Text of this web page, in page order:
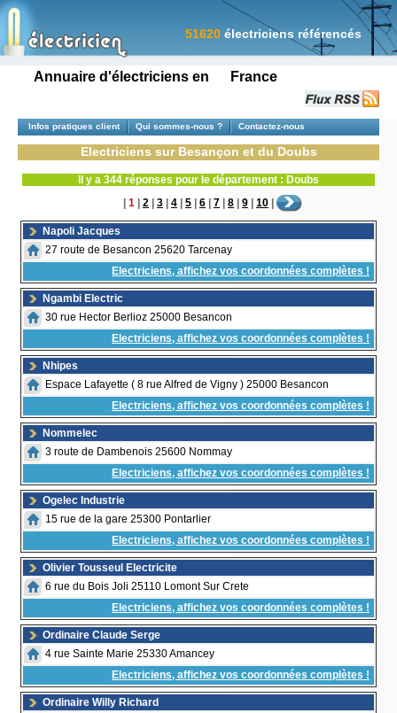
Annuaire d'électriciens en France
51620 électriciens référencés
Infos pratiques client Qui sommes-nous ? Contactez-nous
Electriciens sur Besançon et du Doubs
Il y a 344 réponses pour le département : Doubs
| 1 | 2 | 3 | 4 | 5 | 6 | 7 | 8 | 9 | 10 |
Napoli Jacques
27 route de Besancon 25620 Tarcenay
Electriciens, affichez vos coordonnées complètes !
Ngambi Electric
30 rue Hector Berlioz 25000 Besancon
Electriciens, affichez vos coordonnées complètes !
Nhipes
Espace Lafayette ( 8 rue Alfred de Vigny ) 25000 Besancon
Electriciens, affichez vos coordonnées complètes !
Nommelec
3 route de Dambenois 25600 Nommay
Electriciens, affichez vos coordonnées complètes !
Ogelec Industrie
15 rue de la gare 25300 Pontarlier
Electriciens, affichez vos coordonnées complètes !
Olivier Tousseul Electricite
6 rue du Bois Joli 25110 Lomont Sur Crete
Electriciens, affichez vos coordonnées complètes !
Ordinaire Claude Serge
4 rue Sainte Marie 25330 Amancey
Electriciens, affichez vos coordonnées complètes !
Ordinaire Willy Richard